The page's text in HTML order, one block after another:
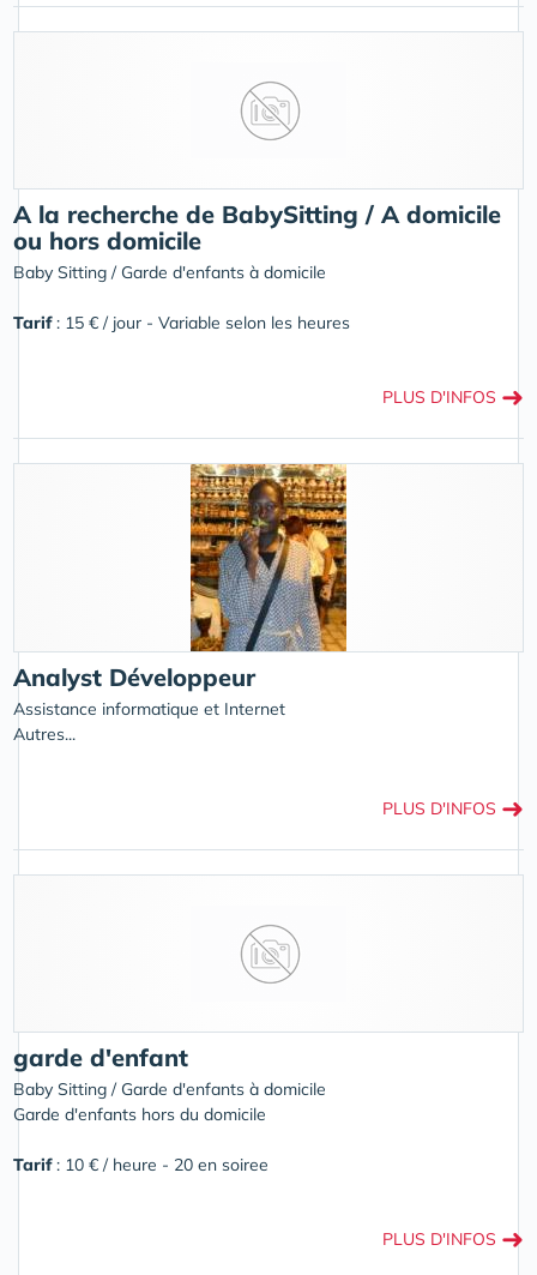
A la recherche de BabySitting / A domicile
ou hors domicile
Baby Sitting / Garde d'enfants à domicile
Tarif: 15 € / jour - Variable selon les heures
PLUS D'INFOS ➜
Analyst Développeur
Assistance informatique et Internet
Autres...
PLUS D'INFOS ➜
garde d'enfant
Baby Sitting / Garde d'enfants à domicile
Garde d'enfants hors du domicile
Tarif: 10 € / heure - 20 en soiree
PLUS D'INFOS ➜